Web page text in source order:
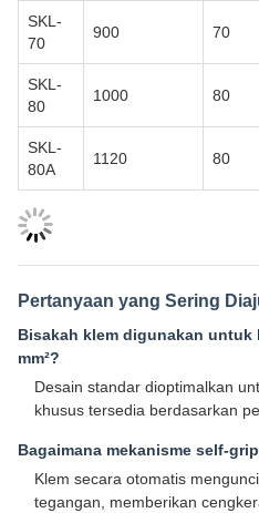
SKL-
70
900 70
SKL-
80
1000 80
SKL-
80A
1120 80
Pertanyaan yang Sering
Bisakah klem digunakan untuk
mm²?
Desain standar dioptimalkan
khusus tersedia berdasarkan
Bagaimana mekanisme self-
Klem secara otomatis
tegangan, memberikan